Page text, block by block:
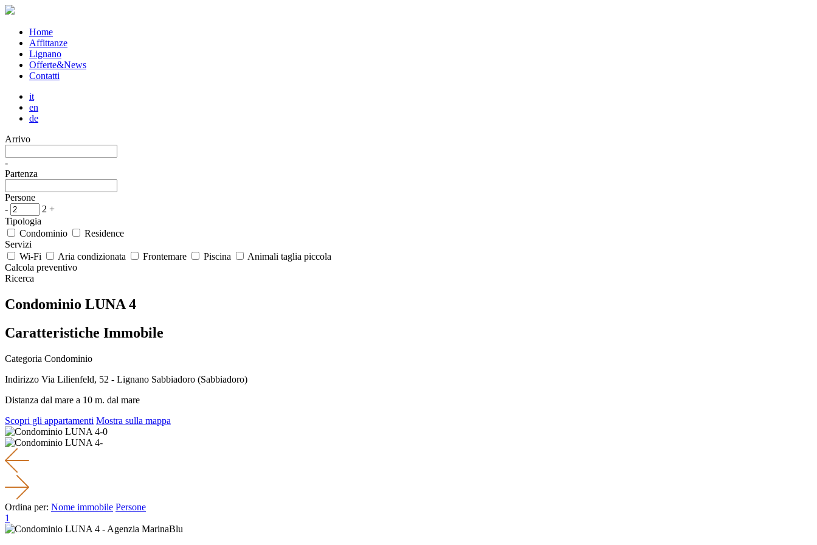
Home
Affittanze
Lignano
Offerte&News
Contatti
it
en
de
Arrivo
-
Partenza
Persone
-
2 +
Tipologia
Condominio
Residence
Servizi
Wi-Fi
Aria condizionata Frontemare Piscina
Animali taglia piccola
Calcola preventivo
Ricerca
Condominio LUNA 4
Caratteristiche Immobile
Categoria Condominio
Indirizzo Via Lilienfeld, 52 - Lignano Sabbiadoro (Sabbiadoro)
Distanza dal mare a 10 m. dal mare
Scopri gli appartamenti Mostra sulla mappa
Ordina per: Nome immobile Persone
1